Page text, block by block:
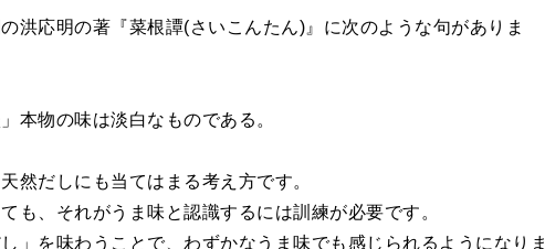
洪応明の著『菜根譚(さいこんたん)』に次のような句がありま
本物の味は淡白なものである。
然だしにも当てはまる考え方です。
も、それがうま味と認識するには訓練が必要です。
」を味わうことで、わずかなうま味でも感じられるようになりま